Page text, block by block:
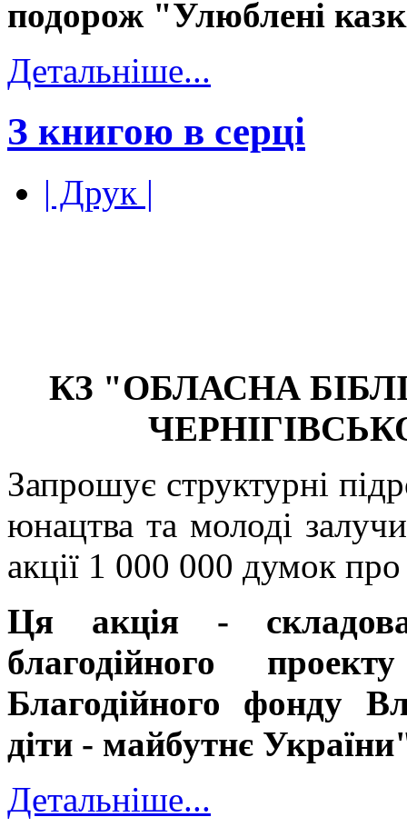
подорож "Улюблені
Детальніше...
З книгою в серці
| Друк |
КЗ "ОБЛАСНА
Запрошує структурні
юнацтва та молоді
акції 1 000 000 думок
Ця акція - складова
благодійного
Благодійного фонду
діти - майбутнє
Детальніше...